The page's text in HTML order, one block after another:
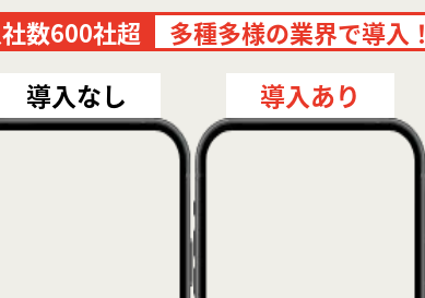
数600社超 多種多様の業界で導入！
導入なし 導入あり